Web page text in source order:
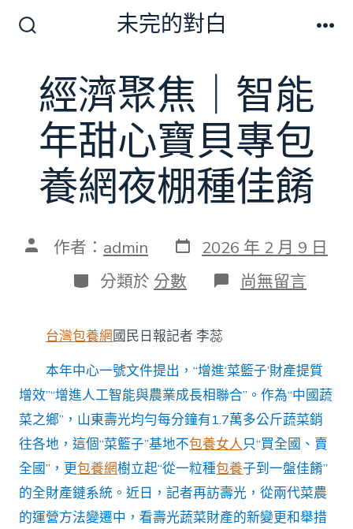
換
開
未完的對白
經濟聚焦｜智能
年甜心寶貝專包
養網夜棚種佳餚
文 作者： admin 發
表
日
期
2026 年 2 月 9 日
分
類
分類於 分數 在
〈經
｜
智
能
年
甜
心
寶
貝
專
包
養
尚無留言
台灣包養網國民日報記者 李蕊
本年中心一號文件提出，“增進‘菜籃子’財產提質
增效”“增進人工智能與農業成長相聯合”。作為“中國蔬
菜之鄉”，山東壽光均勻每分鐘有1.7萬多公斤蔬菜銷
往各地，這個“菜籃子”基地不包養女人只“買全國、賣
全國”，更包養網樹立起“從一粒種包養子到一盤佳餚”
的全財產鏈系統。近日，記者再訪壽光，從兩代菜農
的運營方法變遷中，看壽光蔬菜財產的新變更和舉措